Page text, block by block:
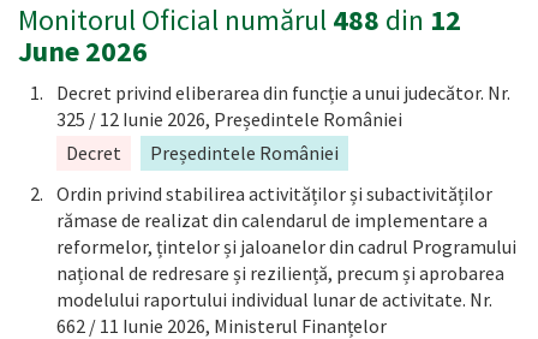
Monitorul Oficial numărul488 din 12
June 2026
Decret privind eliberarea din funcție a unui judecător. Nr.
325 / 12 Iunie 2026, Președintele României
Decret
Președintele României
Ordin privind stabilirea activităților și subactivităților
rămase de realizat din calendarul de implementare a
reformelor, țintelor și jaloanelor din cadrul Programului
național de redresare și reziliență, precum și aprobarea
modelului raportului individual lunar de activitate. Nr.
662 / 11 Iunie 2026, Ministerul Finanțelor